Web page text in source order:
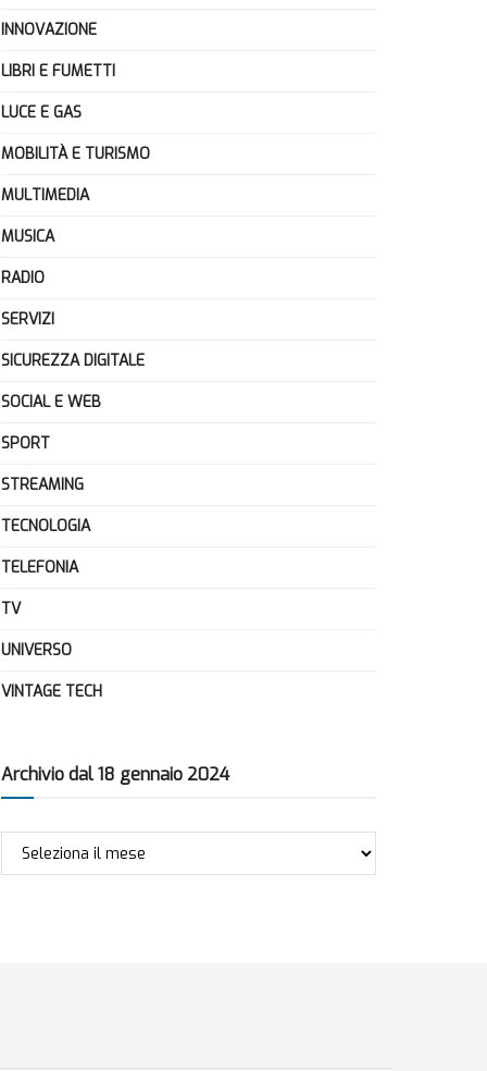
INNOVAZIONE
LIBRI E FUMETTI
LUCE E GAS
MOBILITÀ E TURISMO
MULTIMEDIA
MUSICA
RADIO
SERVIZI
SICUREZZA DIGITALE
SOCIAL E WEB
SPORT
STREAMING
TECNOLOGIA
TELEFONIA
TV
UNIVERSO
VINTAGE TECH
Archivio dal 18 gennaio 2024
Archivio